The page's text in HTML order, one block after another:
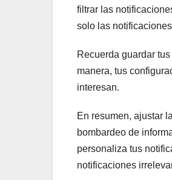
filtrar las
solo las
Recuerda guardar
manera, tus
interesan.
En resumen, ajustar
bombardeo de
personaliza tus
notificaciones